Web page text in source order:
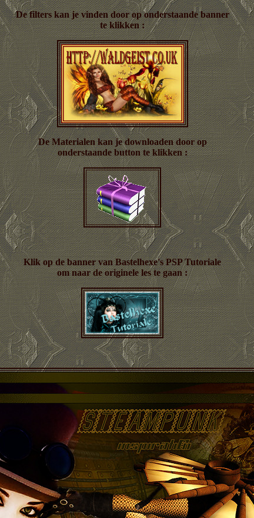
De filters kan je vinden door op onderstaande banner
te klikken :
De Materialen kan je downloaden door op
onderstaande button te klikken :
Klik op de banner van Bastelhexe's PSP Tutoriale
om naar de originele les te gaan :